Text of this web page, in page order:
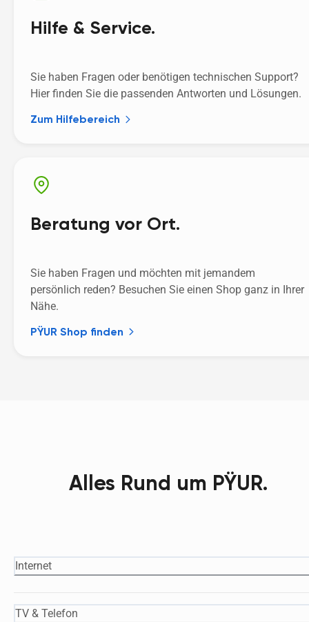
Hilfe & Service.
Sie haben Fragen oder benötigen technischen Support?
Hier finden Sie die passenden Antworten und Lösungen.
Zum Hilfebereich
Beratung vor Ort.
Sie haben Fragen und möchten mit jemandem
persönlich reden? Besuchen Sie einen Shop ganz in Ihrer
Nähe.
PŸUR Shop finden
Alles Rund um PŸUR.
Internet
TV & Telefon